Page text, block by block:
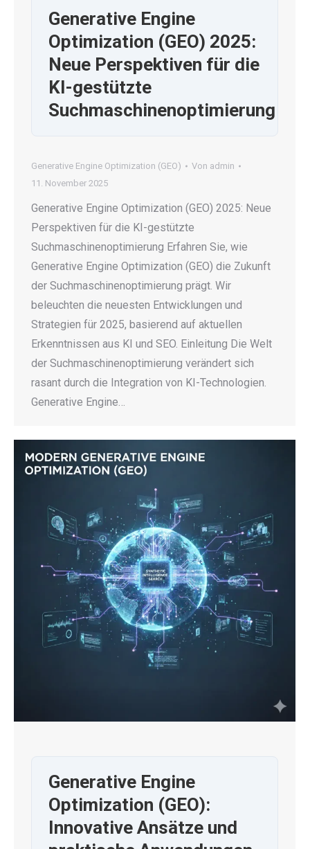
Generative Engine
Optimization (GEO) 2025:
Neue Perspektiven für die
KI-gestützte
Suchmaschinenoptimierung
Generative Engine Optimization (GEO) Von admin
11. November 2025
Generative Engine Optimization (GEO) 2025: Neue
Perspektiven für die KI-gestützte
Suchmaschinenoptimierung Erfahren Sie, wie
Generative Engine Optimization (GEO) die Zukunft
der Suchmaschinenoptimierung prägt. Wir
beleuchten die neuesten Entwicklungen und
Strategien für 2025, basierend auf aktuellen
Erkenntnissen aus KI und SEO. Einleitung Die Welt
der Suchmaschinenoptimierung verändert sich
rasant durch die Integration von KI-Technologien.
Generative Engine…
Generative Engine
Optimization (GEO):
Innovative Ansätze und